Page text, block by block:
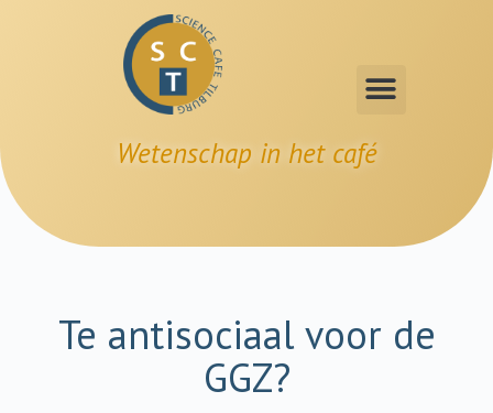
Wetenschap in het café
Te antisociaal voor de
GGZ?